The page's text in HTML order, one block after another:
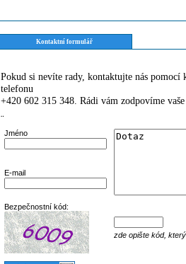
Kontaktní formulář
Pokud si nevíte rady, kontaktujte nás
telefonu
+420 602 315 348. Rádi vám zodpovíme
¨
Jméno
E-mail
Bezpečnostní kód:
zde opište kód,